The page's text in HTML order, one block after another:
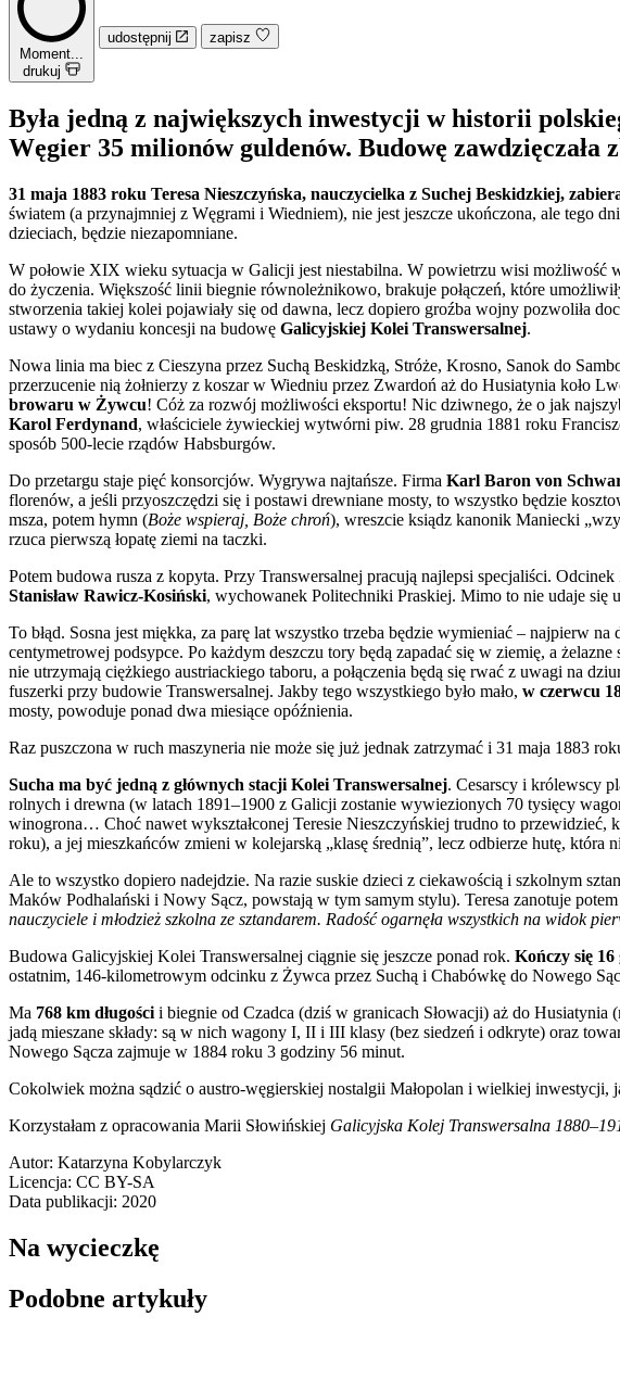
Moment...
drukuj
udostępnij zapisz
Była jedną z największych inwestycji w historii
Węgier 35 milionów guldenów. Budowę
31 maja 1883 roku Teresa Nieszczyńska, nauczycielka z Suchej Beskidzkiej,
światem (a przynajmniej z Węgrami i Wiedniem), nie jest jeszcze ukończona, ale tego
dzieciach, będzie niezapomniane.
W połowie XIX wieku sytuacja w Galicji jest niestabilna. W powietrzu wisi możliwość
do życzenia. Większość linii biegnie równoleżnikowo, brakuje połączeń, które
stworzenia takiej kolei pojawiały się od dawna, lecz dopiero groźba wojny pozwoliła
ustawy o wydaniu koncesji na budowę Galicyjskiej Kolei Transwersalnej.
Nowa linia ma biec z Cieszyna przez Suchą Beskidzką, Stróże, Krosno, Sanok do
przerzucenie nią żołnierzy z koszar w Wiedniu przez Zwardoń aż do Husiatynia koło
browaru w Żywcu! Cóż za rozwój możliwości eksportu! Nic dziwnego, że o jak
Karol Ferdynand, właściciele żywieckiej wytwórni piw. 28 grudnia 1881 roku
sposób 500-lecie rządów Habsburgów.
Do przetargu staje pięć konsorcjów. Wygrywa najtańsze. Firma Karl Baron von
florenów, a jeśli przyoszczędzi się i postawi drewniane mosty, to wszystko będzie
msza, potem hymn (Boże wspieraj, Boże chroń), wreszcie ksiądz kanonik Maniecki
rzuca pierwszą łopatę ziemi na taczki.
Potem budowa rusza z kopyta. Przy Transwersalnej pracują najlepsi specjaliści.
Stanisław Rawicz-Kosiński, wychowanek Politechniki Praskiej. Mimo to nie udaje się
To błąd. Sosna jest miękka, za parę lat wszystko trzeba będzie wymieniać – najpierw
centymetrowej podsypce. Po każdym deszczu tory będą zapadać się w ziemię, a
nie utrzymają ciężkiego austriackiego taboru, a połączenia będą się rwać z uwagi na
fuszerki przy budowie Transwersalnej. Jakby tego wszystkiego było mało, w czerwcu
mosty, powoduje ponad dwa miesiące opóźnienia.
Raz puszczona w ruch maszyneria nie może się już jednak zatrzymać i 31 maja 1883
Sucha ma być jedną z głównych stacji Kolei Transwersalnej. Cesarscy i królewscy
rolnych i drewna (w latach 1891–1900 z Galicji zostanie wywiezionych 70 tysięcy
winogrona… Choć nawet wykształconej Teresie Nieszczyńskiej trudno to przewidzieć,
roku), a jej mieszkańców zmieni w kolejarską „klasę średnią”, lecz odbierze hutę, która
Ale to wszystko dopiero nadejdzie. Na razie suskie dzieci z ciekawością i szkolnym
Maków Podhalański i Nowy Sącz, powstają w tym samym stylu). Teresa zanotuje
nauczyciele i młodzież szkolna ze sztandarem. Radość ogarnęła wszystkich na widok
Budowa Galicyjskiej Kolei Transwersalnej ciągnie się jeszcze ponad rok. Kończy się
ostatnim, 146-kilometrowym odcinku z Żywca przez Suchą i Chabówkę do Nowego
Ma 768 km długości i biegnie od Czadca (dziś w granicach Słowacji) aż do
jadą mieszane składy: są w nich wagony I, II i III klasy (bez siedzeń i odkryte) oraz
Nowego Sącza zajmuje w 1884 roku 3 godziny 56 minut.
Cokolwiek można sądzić o austro-węgierskiej nostalgii Małopolan i wielkiej
Korzystałam z opracowania Marii Słowińskiej Galicyjska Kolej Transwersalna
Autor: Katarzyna Kobylarczyk
Licencja: CC BY-SA
Data publikacji: 2020
Na wycieczkę
Podobne artykuły